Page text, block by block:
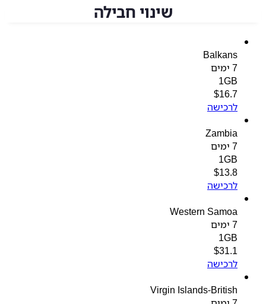
שינוי חבילה
Balkans
1GB
$16.7
לרכישה
Zambia
1GB
$13.8
לרכישה
Western Samoa
1GB
$31.1
לרכישה
Virgin Islands-British